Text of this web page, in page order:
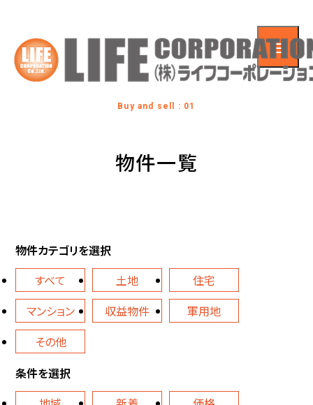
Buy and sell : 01
物件一覧
物件カテゴリを選択
すべて
土地
住宅
マンション
収益物件
軍用地
その他
条件を選択